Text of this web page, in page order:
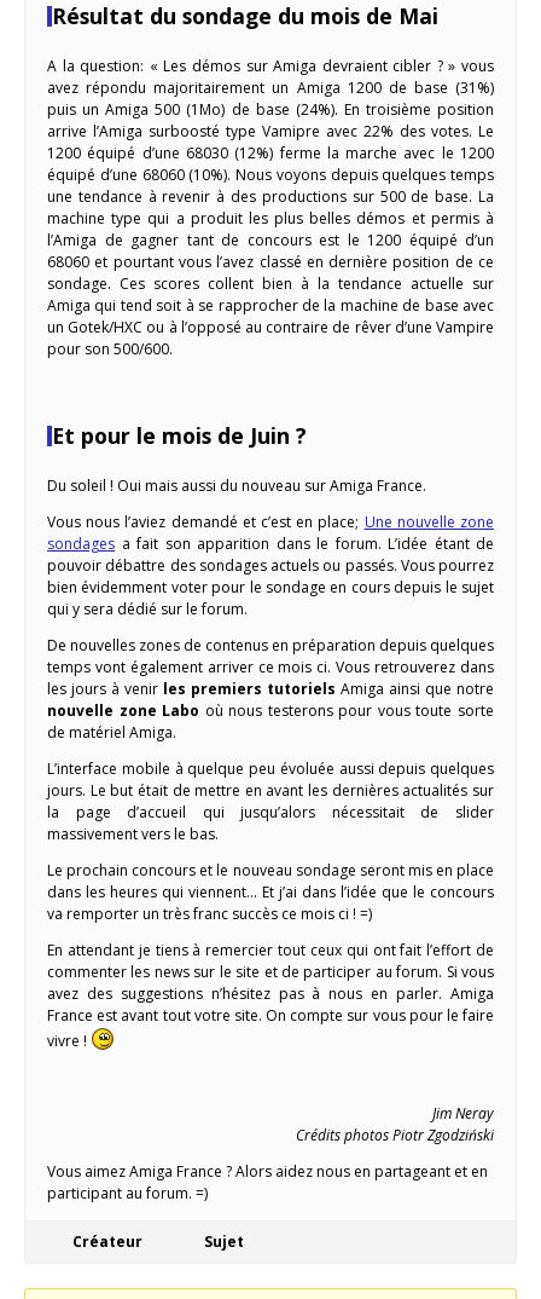
Résultat du sondage du mois de Mai
A la question: « Les démos sur Amiga devraient cibler ? » vous
avez répondu majoritairement un Amiga 1200 de base (31%)
puis un Amiga 500 (1Mo) de base (24%). En troisième position
arrive l’Amiga surboosté type Vamipre avec 22% des votes. Le
1200 équipé d’une 68030 (12%) ferme la marche avec le 1200
équipé d’une 68060 (10%). Nous voyons depuis quelques temps
une tendance à revenir à des productions sur 500 de base. La
machine type qui a produit les plus belles démos et permis à
l’Amiga de gagner tant de concours est le 1200 équipé d’un
68060 et pourtant vous l’avez classé en dernière position de ce
sondage. Ces scores collent bien à la tendance actuelle sur
Amiga qui tend soit à se rapprocher de la machine de base avec
un Gotek/HXC ou à l’opposé au contraire de rêver d’une Vampire
pour son 500/600.
Et pour le mois de Juin ?
Du soleil ! Oui mais aussi du nouveau sur Amiga France.
Vous nous l’aviez demandé et c’est en place; Une nouvelle zone
sondages a fait son apparition dans le forum. L’idée étant de
pouvoir débattre des sondages actuels ou passés. Vous pourrez
bien évidemment voter pour le sondage en cours depuis le sujet
qui y sera dédié sur le forum.
De nouvelles zones de contenus en préparation depuis quelques
temps vont également arriver ce mois ci. Vous retrouverez dans
les jours à venir les premiers tutoriels Amiga ainsi que notre
nouvelle zone Labo où nous testerons pour vous toute sorte
de matériel Amiga.
L’interface mobile à quelque peu évoluée aussi depuis quelques
jours. Le but était de mettre en avant les dernières actualités sur
la page d’accueil qui jusqu’alors nécessitait de slider
massivement vers le bas.
Le prochain concours et le nouveau sondage seront mis en place
dans les heures qui viennent… Et j’ai dans l’idée que le concours
va remporter un très franc succès ce mois ci ! =)
En attendant je tiens à remercier tout ceux qui ont fait l’effort de
commenter les news sur le site et de participer au forum. Si vous
avez des suggestions n’hésitez pas à nous en parler. Amiga
France est avant tout votre site. On compte sur vous pour le faire
vivre !
Jim Neray
Crédits photos Piotr Zgodziński
Vous aimez Amiga France ? Alors aidez nous en partageant et en
participant au forum. =)
Créateur Sujet